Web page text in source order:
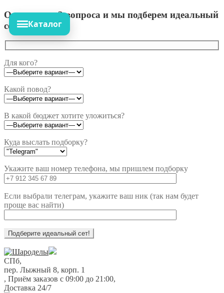
Ответьте на 3 вопроса и мы подберем идеальный
сет!
Для кого?
Какой повод?
В какой бюджет хотите уложиться?
Куда выслать подборку?
Укажите ваш номер телефона, мы пришлем подборку
Если выбрали телеграм, укажите ваш ник (так нам будет
проще вас найти)
Перейти
к
навигации
Перейти
к
содержимому
СПб,
пер. Лыжный 8, корп. 1
, Приём заказов с 09:00 до 21:00,
Доставка 24/7
Каталог